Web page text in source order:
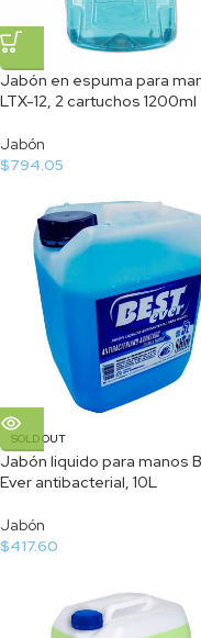
Jabón en espuma para
LTX-12, 2 cartuchos 1200ml
Jabón
$794.05
SOLD OUT
Jabón liquido para manos
Ever antibacterial, 10L
Jabón
$417.60